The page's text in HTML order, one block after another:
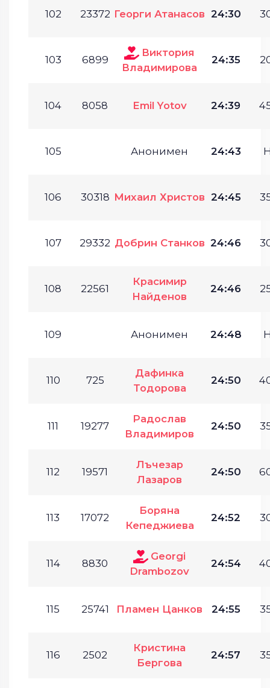
102 23372 Георги Атанасов 24:30
103 6899
Виктория
Владимирова
24:35
104 8058 Emil Yotov 24:39
105 Анонимен 24:43
106 30318 Михаил Христов 24:45
107 29332 Добрин Станков 24:46
108 22561
Красимир
Найденов
24:46
109 Анонимен 24:48
110 725
Дафинка
Тодорова
24:50
111 19277
Радослав
Владимиров
24:50
112 19571
Лъчезар
Лазаров
24:50
113 17072
Боряна
Кепеджиева
24:52
114 8830
Georgi
Drambozov
24:54
115 25741 Пламен Цанков 24:55
116 2502
Кристина
Бергова
24:57